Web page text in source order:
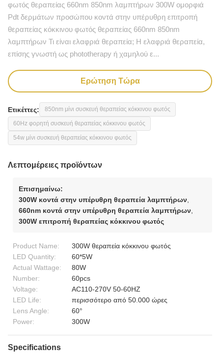
φωτός θεραπείας 660nm 850nm λαμπτήρων 300W ομορφιά
Pdt δερμάτων προσώπου κοντά στην υπέρυθρη επιτροπή
θεραπείας κόκκινου φωτός θεραπείας 660nm 850nm
λαμπτήρων Τι είναι ελαφριά θεραπεία; Η ελαφριά θεραπεία,
επίσης γνωστή ως phototherapy ή χαμηλού ε...
Ερώτηση Τώρα
Ετικέττες: 850nm μίνι συσκευή θεραπείας κόκκινου φωτός
60Hz φορητή συσκευή θεραπείας κόκκινου φωτός
54w μίνι συσκευή θεραπείας κόκκινου φωτός
Λεπτομέρειες προϊόντων
Επισημαίνω:
300W κοντά στην υπέρυθρη θεραπεία λαμπτήρων
660nm κοντά στην υπέρυθρη θεραπεία λαμπτήρων
300W επιτροπή θεραπείας κόκκινου φωτός
Product Name:
300W θεραπεία κόκκινου φωτός
LED Quantity:
60*5W
Actual Wattage:
80W
Number:
60pcs
Voltage:
AC110-270V 50-60HZ
LED Life:
περισσότερο από 50.000 ώρες
Lens Angle:
60°
Power:
300W
Specifications